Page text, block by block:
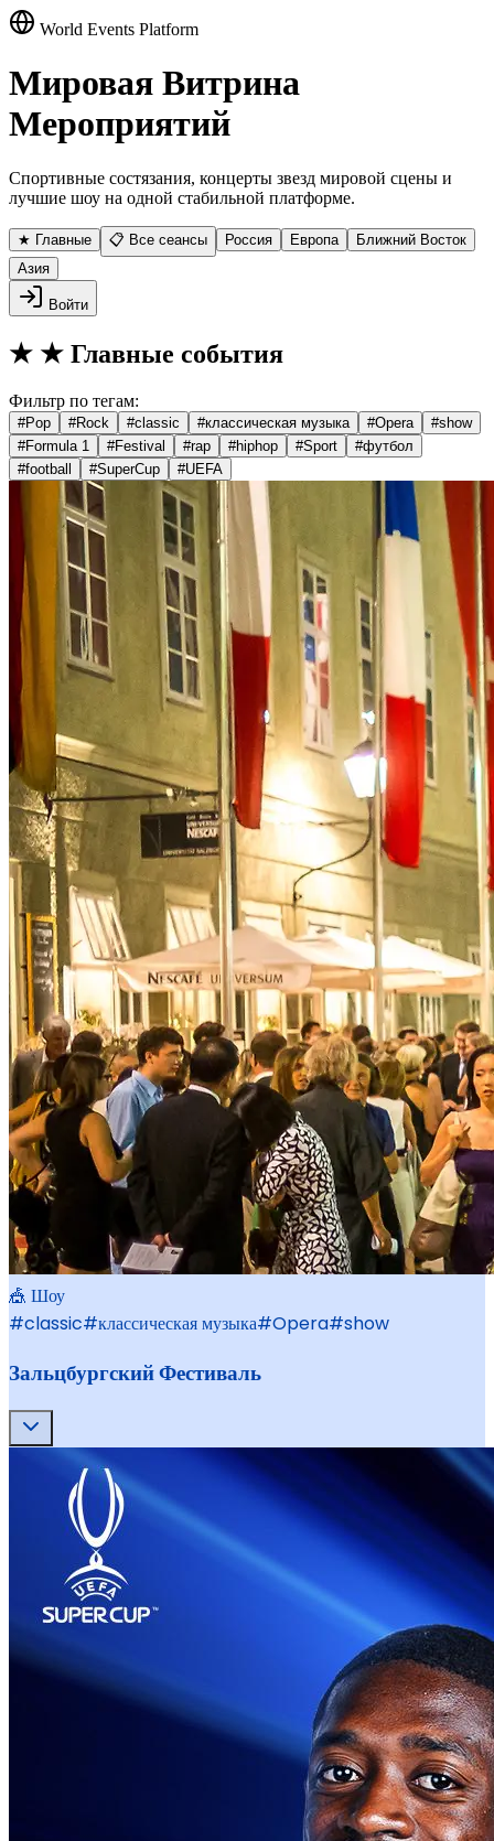
World Events Platform
Мировая Витрина
Мероприятий
Спортивные состязания, концерты звезд мировой сцены и
лучшие шоу на одной стабильной платформе.
★ Главные 📋 Все сеансы Россия Европа
Ближний Восток
Азия
Войти
★ ★ Главные события
Фильтр по тегам:
#Pop #Rock #classic #классическая музыка #Opera #show
#Formula 1 #Festival #rap #hiphop #Sport #футбол
#football #SuperCup #UEFA
🎪 Шоу
#classic#классическая музыка#Opera#show
Зальцбургский Фестиваль